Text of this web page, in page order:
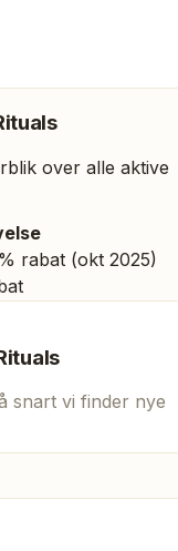
over alle aktive
rabat (okt 2025)
snart vi finder nye